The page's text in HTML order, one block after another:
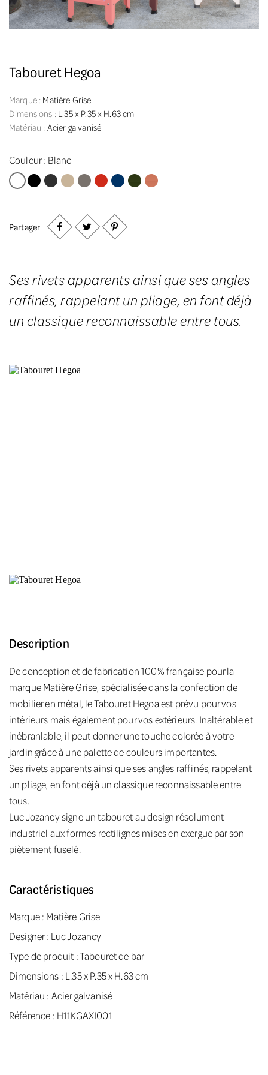
Tabouret Hegoa
Marque : Matière Grise
Dimensions : L.35 x P.35 x H.63 cm
Matériau : Acier galvanisé
Couleur : Blanc
BlancNoir Anthracite
SableTaupeRougeBleu foncé
Kaki Terracotta
Partager
Ses rivets apparents ainsi que ses angles
raffinés, rappelant un pliage, en font déjà
un classique reconnaissable entre tous.
Description
De conception et de fabrication 100% française pour la
marque Matière Grise, spécialisée dans la confection de
mobilier en métal, le Tabouret Hegoa est prévu pour vos
intérieurs mais également pour vos extérieurs. Inaltérable et
inébranlable, il peut donner une touche colorée à votre
jardin grâce à une palette de couleurs importantes.
Ses rivets apparents ainsi que ses angles raffinés, rappelant
un pliage, en font déjà un classique reconnaissable entre
tous.
Luc Jozancy signe un tabouret au design résolument
industriel aux formes rectilignes mises en exergue par son
piètement fuselé.
Caractéristiques
Marque : Matière Grise
Designer : Luc Jozancy
Type de produit : Tabouret de bar
Dimensions : L.35 x P.35 x H.63 cm
Matériau : Acier galvanisé
Référence : H11KGAXI001